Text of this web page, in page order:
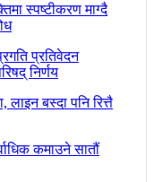
स्पष्टीकरण माग्दै
प्रतिवेदन
निर्णय
बस्दा पनि रित्तै
कमाउने सातौं